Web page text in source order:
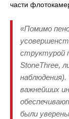
части
«Помимо
структурой
StoneThree,
важнейших
были